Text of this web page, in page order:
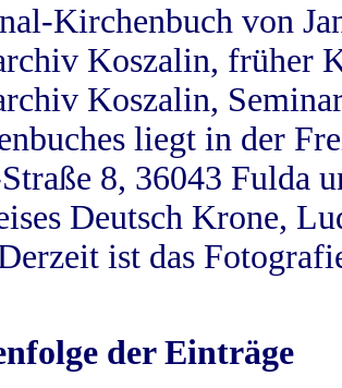
Kirchenbuch von
Koszalin, früher
Koszalin,
liegt in der
8, 36043 Fulda
Deutsch Krone,
ist das
der Einträge